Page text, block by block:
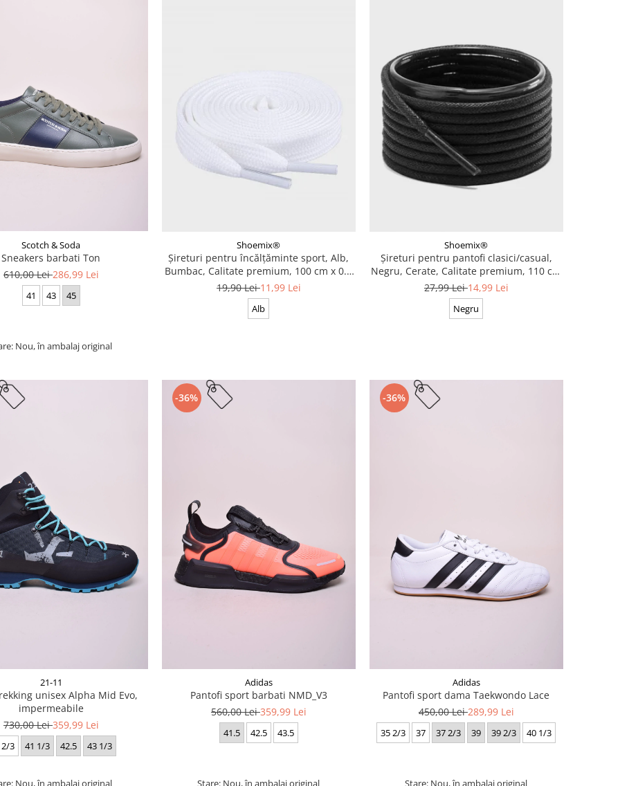
Scotch & Soda
Sneakers barbati Ton
610,00 Lei286,99 Lei
41 43 45
Nou, în ambalaj original
Shoemix®
Șireturi pentru încălțăminte sport, Alb,
Bumbac, Calitate premium, 100 cm x 0.8
cm
19,90 Lei11,99 Lei
Alb
Shoemix®
Șireturi pentru pantofi clasici/casual,
Negru, Cerate, Calitate premium, 110 cm
x 0.3 cm
27,99 Lei14,99 Lei
Negru
21-11
unisex Alpha Mid Evo,
impermeabile
730,00 Lei359,99 Lei
2/3 41 1/3 42.5 43 1/3
-36%
Adidas
Pantofi sport barbati NMD_V3
560,00 Lei359,99 Lei
41.5 42.5 43.5
-36%
Adidas
Pantofi sport dama Taekwondo Lace
450,00 Lei289,99 Lei
35 2/3 37 37 2/3 39 39 2/3 40 1/3